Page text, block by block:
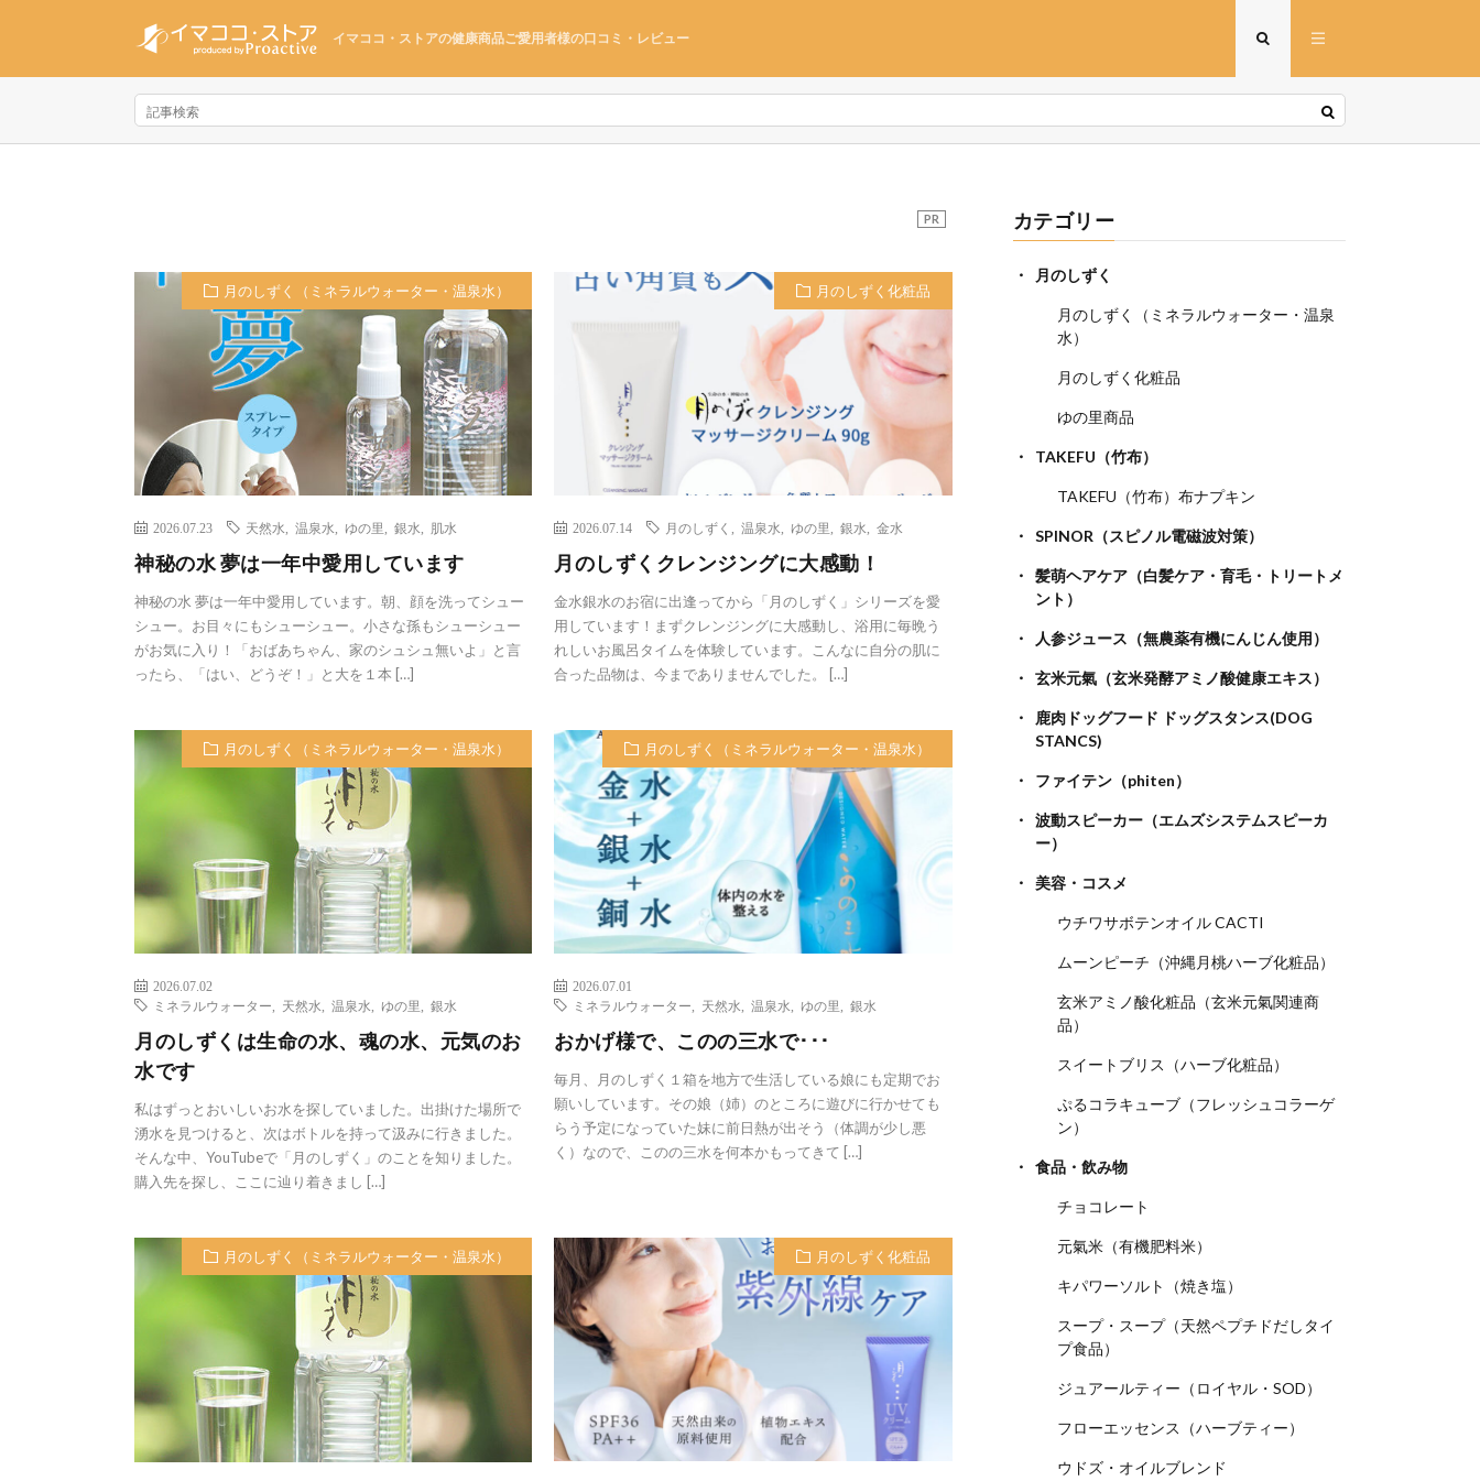
イマココ・ストアの健康商品ご愛用者様の口コミ・レビュー
PR
月のしずく（ミネラルウォーター・温泉水）
2026.07.23 天然水 温泉水 ゆの里 銀水 肌水
神秘の水 夢は一年中愛用しています
神秘の水 夢は一年中愛用しています。朝、顔を洗ってシュー
シュー。お目々にもシューシュー。小さな孫もシューシュー
がお気に入り！「おばあちゃん、家のシュシュ無いよ」と言
ったら、「はい、どうぞ！」と大を１本 […]
月のしずく化粧品
2026.07.14 月のしずく ,温泉水 ,ゆの里 ,銀水 ,金水
月のしずくクレンジングに大感動！
金水銀水のお宿に出逢ってから「月のしずく」シリーズを愛
用しています！まずクレンジングに大感動し、浴用に毎晩う
れしいお風呂タイムを体験しています。こんなに自分の肌に
合った品物は、今までありませんでした。 […]
月のしずく（ミネラルウォーター・温泉水）
2026.07.02
ミネラルウォーター
天然水 温泉水 ゆの里 銀水
月のしずくは生命の水、魂の水、元気のお
水です
私はずっとおいしいお水を探していました。出掛けた場所で
湧水を見つけると、次はボトルを持って汲みに行きました。
そんな中、YouTubeで「月のしずく」のことを知りました。
購入先を探し、ここに辿り着きまし […]
月のしずく（ミネラルウォーター・温泉水）
2026.07.01
ミネラルウォーター
天然水 ,温泉水 ,ゆの里 ,銀水
おかげ様で、このの三水で･･･
毎月、月のしずく１箱を地方で生活している娘にも定期でお
願いしています。その娘（姉）のところに遊びに行かせても
らう予定になっていた妹に前日熱が出そう（体調が少し悪
く）なので、このの三水を何本かもってきて […]
月のしずく（ミネラルウォーター・温泉水） 月のしずく化粧品
カテゴリー
月のしずく
月のしずく（ミネラルウォーター・温泉
水）
月のしずく化粧品
ゆの里商品
TAKEFU（竹布）
TAKEFU（竹布）布ナプキン
SPINOR（スピノル電磁波対策）
髪萌ヘアケア（白髪ケア・育毛・トリートメ
ント）
人参ジュース（無農薬有機にんじん使用）
玄米元氣（玄米発酵アミノ酸健康エキス）
鹿肉ドッグフード ドッグスタンス(DOG
STANCS)
ファイテン（phiten）
波動スピーカー（エムズシステムスピーカ
ー）
美容・コスメ
ウチワサボテンオイル CACTI
ムーンピーチ（沖縄月桃ハーブ化粧品）
玄米アミノ酸化粧品（玄米元氣関連商
品）
スイートブリス（ハーブ化粧品）
ぷるコラキューブ（フレッシュコラーゲ
ン）
食品・飲み物
チョコレート
元氣米（有機肥料米）
キパワーソルト（焼き塩）
スープ・スープ（天然ペプチドだしタイ
プ食品）
ジュアールティー（ロイヤル・SOD）
フローエッセンス（ハーブティー）
ウドズ・オイルブレンド